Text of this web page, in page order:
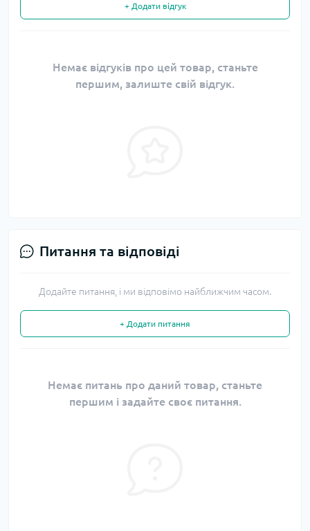
+ Додати відгук
Немає відгуків про цей товар, станьте
першим, залиште свій відгук.
Питання та відповіді
Додайте питання, і ми відповімо найближчим часом.
+ Додати питання
Немає питань про даний товар, станьте
першим і задайте своє питання.